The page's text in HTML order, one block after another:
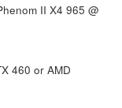
II X4 965 @
460 or AMD